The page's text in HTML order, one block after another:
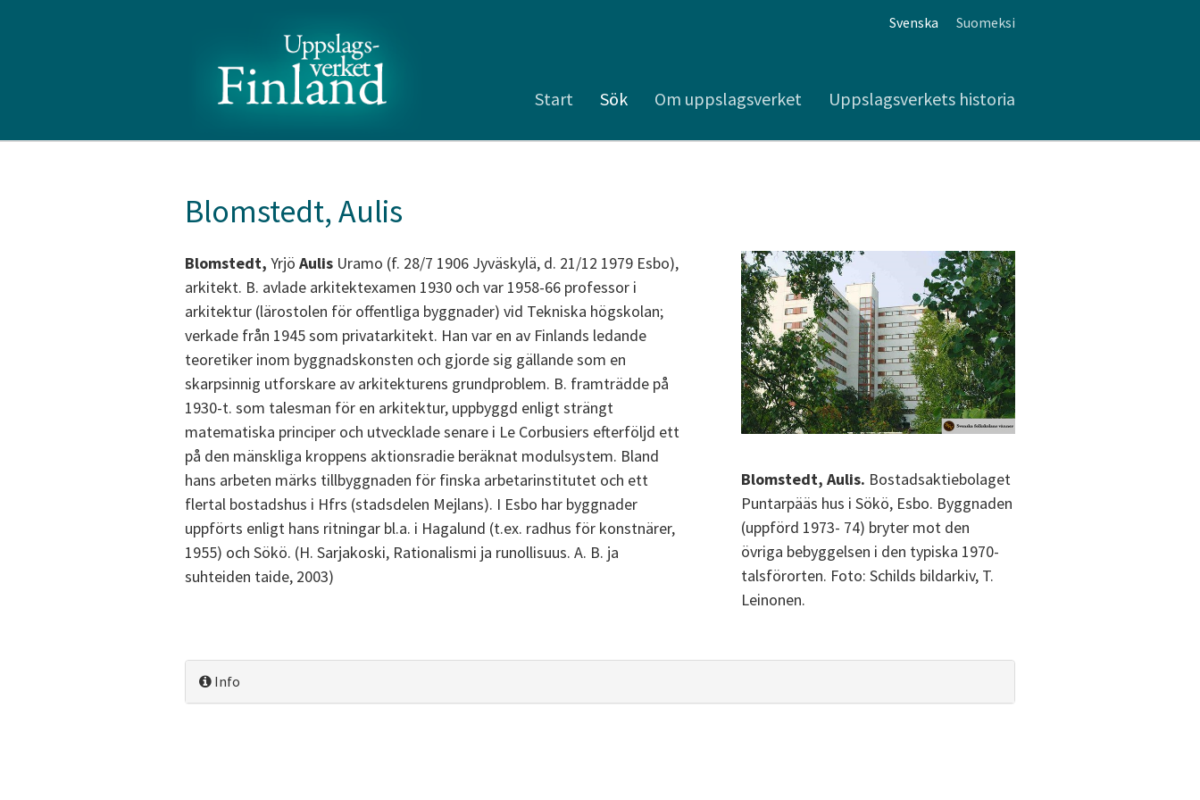
Svenska Suomeksi
Start Sök Om uppslagsverket Uppslagsverkets historia
Blomstedt, Aulis
Blomstedt, Yrjö Aulis Uramo (f. 28/7 1906 Jyväskylä, d. 21/12 1979 Esbo),
arkitekt. B. avlade arkitektexamen 1930 och var 1958-66 professor i
arkitektur (lärostolen för offentliga byggnader) vid Tekniska högskolan;
verkade från 1945 som privatarkitekt. Han var en av Finlands ledande
teoretiker inom byggnadskonsten och gjorde sig gällande som en
skarpsinnig utforskare av arkitekturens grundproblem. B. framträdde på
1930-t. som talesman för en arkitektur, uppbyggd enligt strängt
matematiska principer och utvecklade senare i Le Corbusiers efterföljd ett
på den mänskliga kroppens aktionsradie beräknat modulsystem. Bland
hans arbeten märks tillbyggnaden för finska arbetarinstitutet och ett
flertal bostadshus i Hfrs (stadsdelen Mejlans). I Esbo har byggnader
uppförts enligt hans ritningar bl.a. i Hagalund (t.ex. radhus för konstnärer,
1955) och Sökö. (H. Sarjakoski, Rationalismi ja runollisuus. A. B. ja
suhteiden taide, 2003)
Blomstedt, Aulis. Bostadsaktiebolaget
Puntarpääs hus i Sökö, Esbo. Byggnaden
(uppförd 1973- 74) bryter mot den
övriga bebyggelsen i den typiska 1970-
talsförorten. Foto: Schilds bildarkiv, T.
Leinonen.
Info